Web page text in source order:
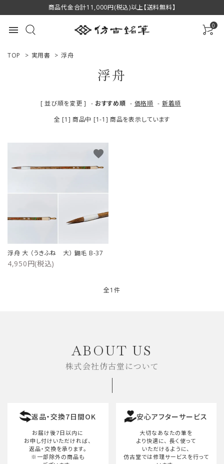
商品代金合計11,000円(税込)以上【送料無料】
menu 0
ACCOUNT MENU
プライバシーポリシー
TOP > 実用書 > 浮舟
浮舟
[ 並び順を変更 ] - おすすめ順 - 価格順 - 新着順
全 [1] 商品中 [1-1] 商品を表示しています
浮舟 大 （うきふね 大） 鼬毛 B-37
4,950円(税込)
favorite
全1件
検索する
ABOUT US
株式会社仿古堂について
返品・交換7日間OK
お届け後7日以内に
お申し付けいただければ、
返品・交換を承ります。
※一部除外の商品も
安心アフターサービス
大切なあなたの筆を
より快適に、 長く使って
いただけるように、
仿古堂では修理サービスを行って